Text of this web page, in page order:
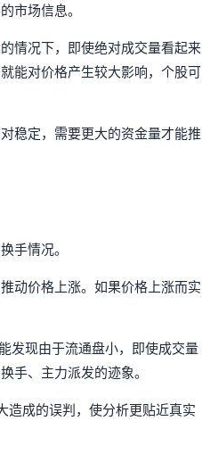
市场信息。
情况下，即使绝对成交量看起来
能对价格产生较大影响，个股可
稳定，需要更大的资金量才能推
手情况。
动价格上涨。如果价格上涨而实
发现由于流通盘小，即使成交量
手、主力派发的迹象。
造成的误判，使分析更贴近真实